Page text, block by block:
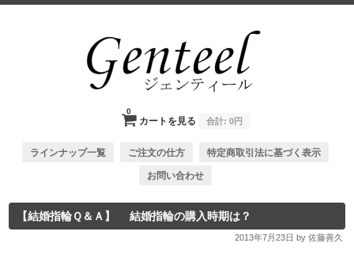
カートを見る
0
合計: 0円
ラインナップ一覧 ご注文の仕方 特定商取引法に基づく表示
お問い合わせ
【結婚指輪Ｑ＆Ａ】 結婚指輪の購入時期は？
2013年7月23日 by 佐藤善久